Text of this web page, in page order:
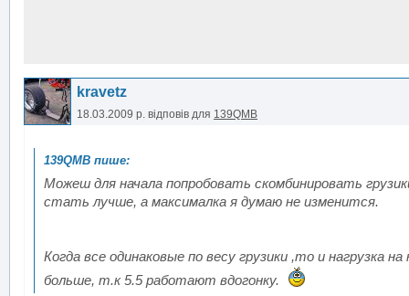
kravetz
18.03.2009 р. відповів для 139QMB
Можеш для начала попробовать скомбинировать
стать лучше, а максималка я думаю не изменится.
Когда все одинаковые по весу грузики ,то и нагрузка
больше, т.к 5.5 работают вдогонку.